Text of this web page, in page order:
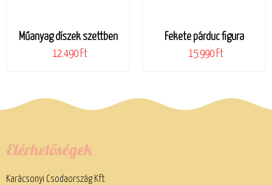
Műanyag díszek szettben
12.490 Ft
Fekete párduc figura
15.990 Ft
Elérhetőségek
Karácsonyi Csodaország Kft.